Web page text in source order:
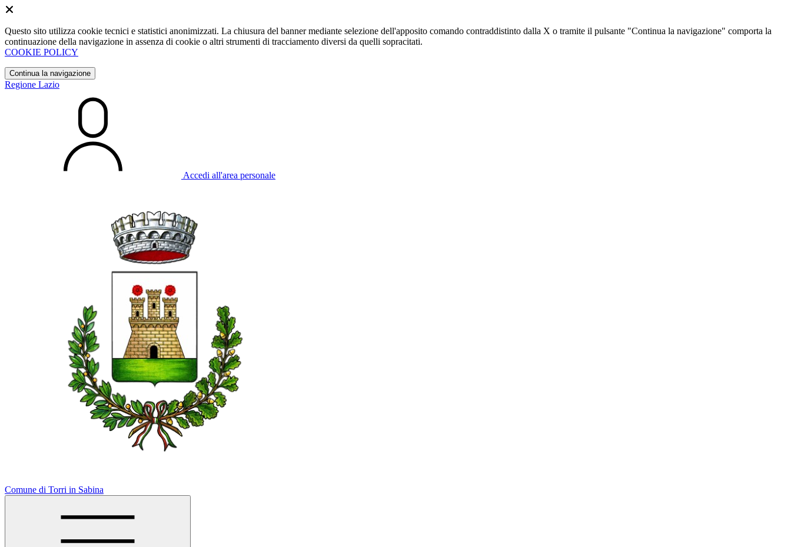
Questo sito utilizza cookie tecnici e statistici anonimizzati. La chiusura del banner mediante selezione dell'apposito comando contraddistinto dalla X o tramite il pulsante "Continua la navigazione" comporta la
continuazione della navigazione in assenza di cookie o altri strumenti di tracciamento diversi da quelli sopracitati.
COOKIE POLICY
Continua la navigazione
Regione Lazio
Accedi all'area personale
Comune di Torri in Sabina